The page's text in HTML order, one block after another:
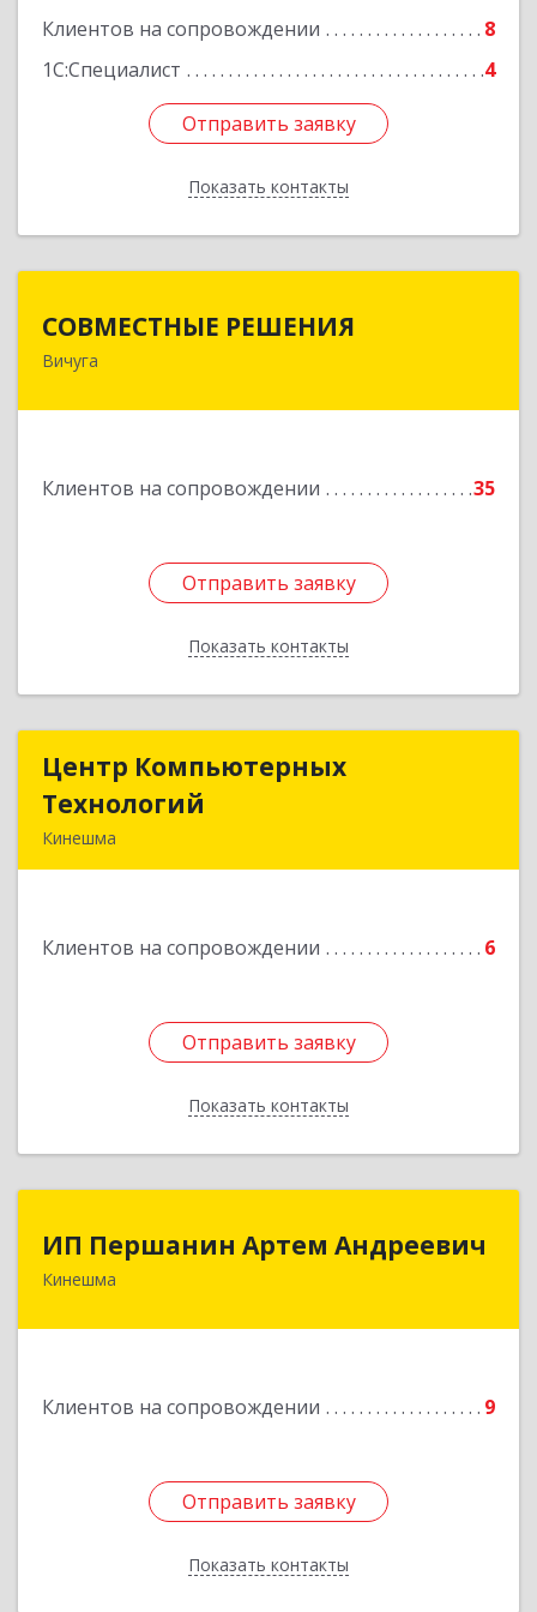
Клиентов на сопровождении
8
1С:Специалист
4
Отправить заявку
Показать контакты
Отправить заявку
Назад
СОВМЕСТНЫЕ РЕШЕНИЯ
Вичуга
Клиентов на сопровождении 35
Отправить заявку
Показать контакты
155331, Ивановская обл, Вичугский р-н, Вичуга
Отправить заявку
Назад
Центр Компьютерных
Технологий
Кинешма
Клиентов на сопровождении 6
Отправить заявку
Показать контакты
Центр Компьютерных
Подробнее
Отправить заявку
Назад
ИП Першанин Артем Андреевич
Кинешма
Клиентов на сопровождении 9
Отправить заявку
Показать контакты
Отправить заявку
Назад